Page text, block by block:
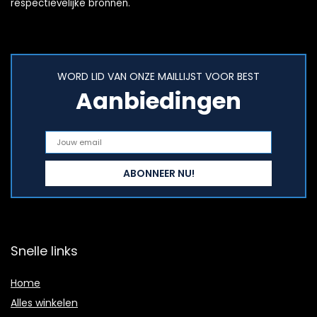
respectievelijke bronnen.
WORD LID VAN ONZE MAILLIJST VOOR BEST
Aanbiedingen
Snelle links
Home
Alles winkelen